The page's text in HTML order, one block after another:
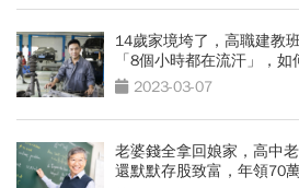
14歲家境垮了，高職建教
「8個小時都在流汗」，
2023-03-07
老婆錢全拿回娘家，高中
還默默存股致富，年領70